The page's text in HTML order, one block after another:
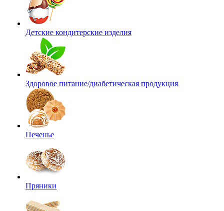
Детские кондитерские изделия
Здоровое питание/диабетическая продукция
Печенье
Пряники